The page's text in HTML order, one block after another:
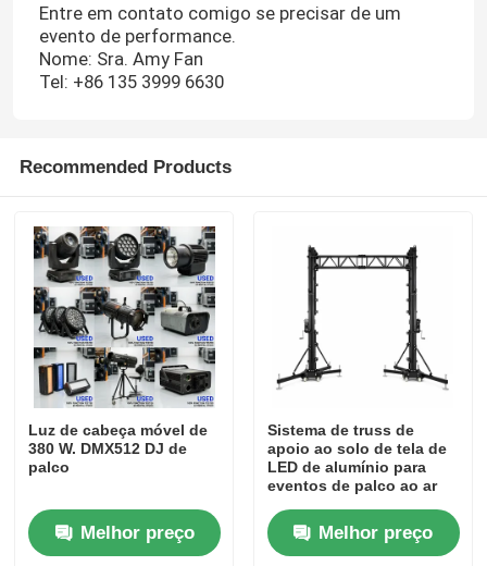
Entre em contato comigo se precisar de um
evento de performance.
Nome: Sra. Amy Fan
Tel: +86 135 3999 6630
Recommended Products
Luz de cabeça móvel de
380 W. DMX512 DJ de
palco
Melhor preço
Sistema de truss de
apoio ao solo de tela de
LED de alumínio para
eventos de palco ao ar
Melhor preço